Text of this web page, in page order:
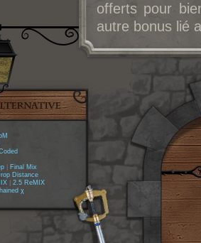
offerts pour
autre bonus lié
Final Mix
Distance
2.5 ReMIX
χ